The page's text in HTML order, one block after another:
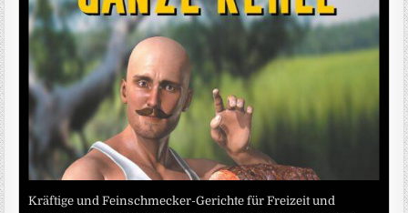
Kräftige und Feinschmecker-Gerichte für Freizeit und